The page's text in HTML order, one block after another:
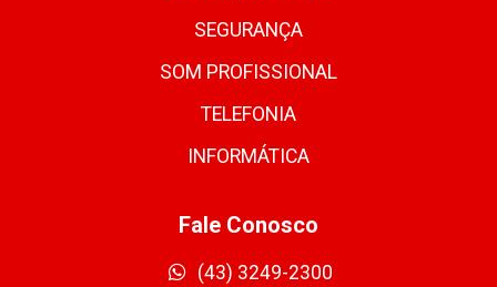
SEGURANÇA
SOM PROFISSIONAL
TELEFONIA
INFORMÁTICA
Fale Conosco
(43) 3249-2300